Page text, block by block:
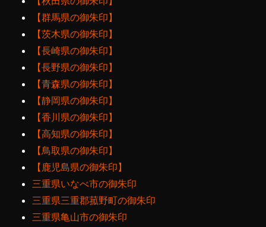
【群馬県の御朱印】
【茨木県の御朱印】
【長崎県の御朱印】
【長野県の御朱印】
【青森県の御朱印】
【静岡県の御朱印】
【香川県の御朱印】
【高知県の御朱印】
【鳥取県の御朱印】
【鹿児島県の御朱印】
三重県いなべ市の御朱印
三重県三重郡菰野町の御朱印
三重県亀山市の御朱印